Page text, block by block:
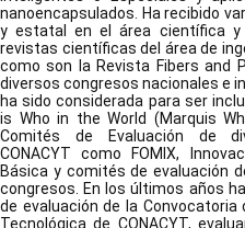
nanoencapsulados. Ha recibido
y estatal en el área científica y
revistas científicas del área de
como son la Revista Fibers and
diversos congresos nacionales e
ha sido considerada para ser
is Who in the World (Marquis
Comités de Evaluación de
CONACYT como FOMIX,
Básica y comités de evaluación
congresos. En los últimos años
de evaluación de la Convocatoria
Tecnológica de CONACYT,